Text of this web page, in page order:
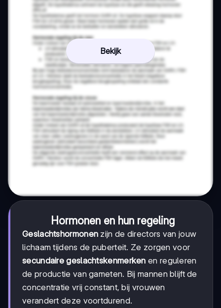
Bekijk
Hormonen en hun regeling
Geslachtshormonen zijn de directors van jouw
lichaam tijdens de puberteit. Ze zorgen voor
secundaire geslachtskenmerken en reguleren
de productie van gameten. Bij mannen blijft de
concentratie vrij constant, bij vrouwen
verandert deze voortdurend.